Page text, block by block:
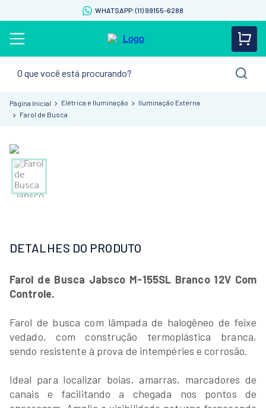
WHATSAPP: (11) 99155-6288
Elétrica e Iluminação
Iluminação Externa
Farol de Busca
DETALHES DO PRODUTO
Farol de Busca Jabsco M-155SL Branco 12V Com
Controle.
Farol de busca com lâmpada de halogêneo de feixe
vedado, com construção termoplástica branca,
sendo resistente à prova de intempéries e corrosão.
Ideal para localizar boias, amarras, marcadores de
canais e facilitando a chegada nos pontos de